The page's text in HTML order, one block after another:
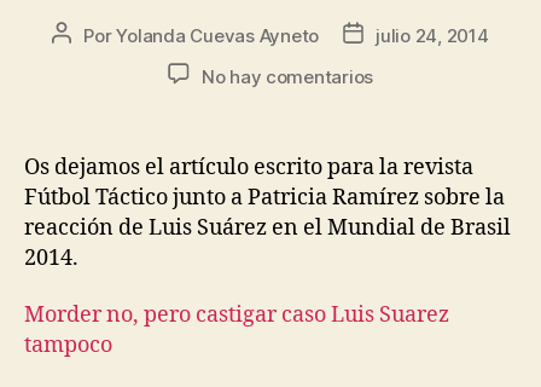
PorYolanda Cuevas Ayneto
julio 24, 2014
No hay comentarios
Os dejamos el artículo escrito para la revista
Fútbol Táctico junto a Patricia Ramírez sobre la
reacción de Luis Suárez en el Mundial de Brasil
2014.
Morder no, pero castigar caso Luis Suarez
tampoco